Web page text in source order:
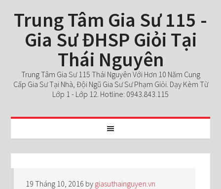
Trung Tâm Gia Sư 115 -
Gia Sư ĐHSP Giỏi Tại
Thái Nguyên
Trung Tâm Gia Sư 115 Thái Nguyên Với Hơn 10 Năm Cung
Cấp Gia Sư Tại Nhà, Đội Ngũ Gia Sư Sư Phạm Giỏi. Dạy Kèm Từ
Lớp 1 - Lớp 12. Hotline: 0943.843.115
19 Tháng 10, 2016 by giasuthainguyen.vn